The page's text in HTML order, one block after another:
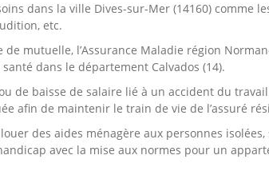
dans la ville Dives-sur-Mer (14160) comme
etc.
de mutuelle, l’Assurance Maladie région
dans le département Calvados (14).
de baisse de salaire lié à un accident du
afin de maintenir le train de vie de l’assuré
des aides ménagère aux personnes
avec la mise aux normes pour un